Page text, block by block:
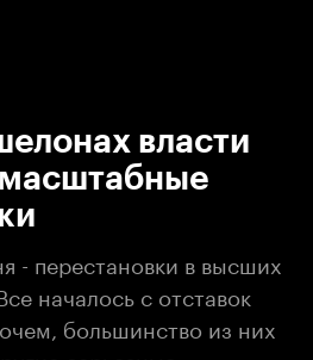
власти
- перестановки в высших
началось с отставок
большинство из них